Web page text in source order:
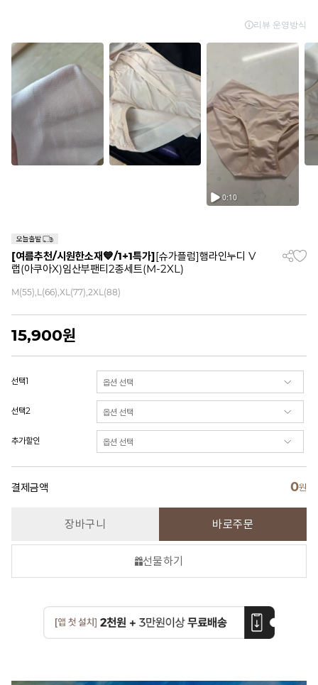
[여름추천/시원한소재💙/1+1특가][슈가플럼]햄라인누디 V
랩(아쿠아X)임산부팬티2종세트(M-2XL)
M(55),L(66),XL(77),2XL(88)
15,900원
선택1
선택2
추가할인
결제금액 0원
장바구니 바로주문
선물하기